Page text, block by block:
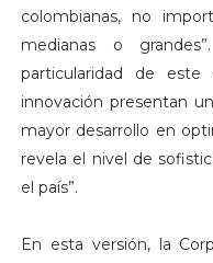
colombianas, no
medianas o
particularidad de
innovación presentan
mayor desarrollo en
revela el nivel de
el país”.
En esta versión, la